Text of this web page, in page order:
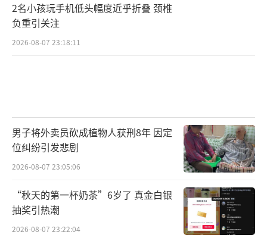
2名小孩玩手机低头幅度近乎折叠 颈椎
负重引关注
2026-08-07 23:18:11
男子将外卖员砍成植物人获刑8年 因定
位纠纷引发悲剧
2026-08-07 23:05:06
“秋天的第一杯奶茶”6岁了 真金白银
抽奖引热潮
2026-08-07 23:22:04